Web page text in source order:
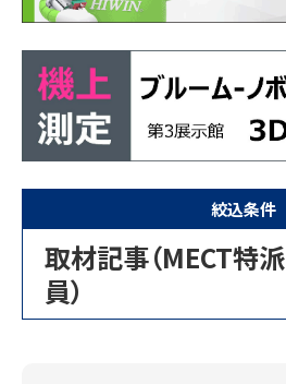
絞込条件
取材記事（MECT特派
員）